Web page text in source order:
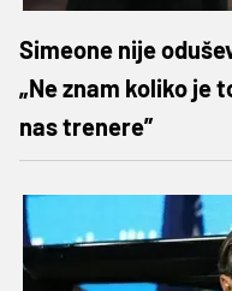
Simeone nije
„Ne znam koliko je
nas trenere”